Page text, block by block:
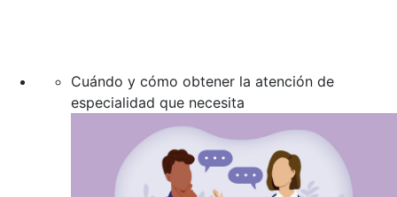
Cuándo y cómo obtener la atención de
especialidad que necesita